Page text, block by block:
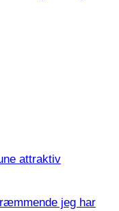
attraktiv
jeg har